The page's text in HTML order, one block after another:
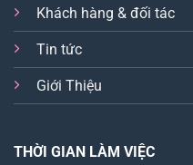
Khách hàng & đối tác
Tin tức
Giới Thiệu
THỜI GIAN LÀM VIỆC